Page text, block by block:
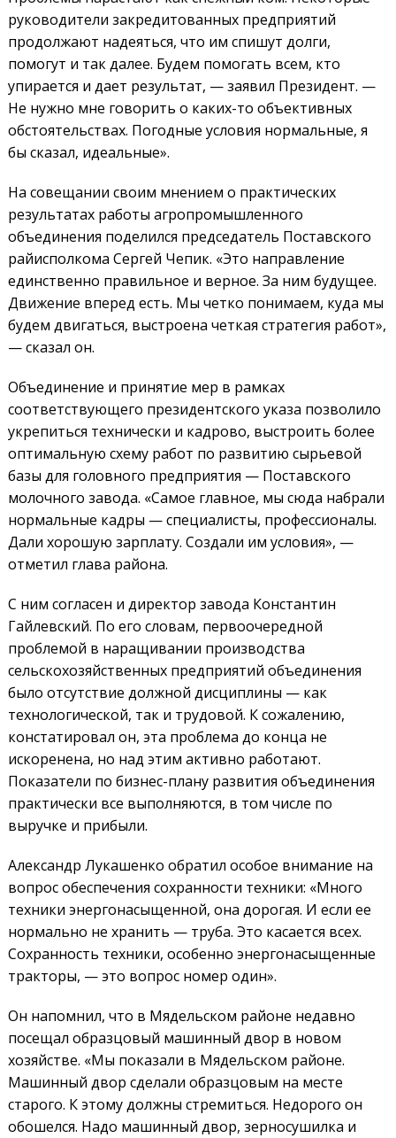
руководители закредитованных предприятий
продолжают надеяться, что им спишут долги,
помогут и так далее. Будем помогать всем, кто
упирается и дает результат, — заявил Президент. —
Не нужно мне говорить о каких-то объективных
обстоятельствах. Погодные условия нормальные, я
бы сказал, идеальные».
На совещании своим мнением о практических
результатах работы агропромышленного
объединения поделился председатель Поставского
райисполкома Сергей Чепик. «Это направление
единственно правильное и верное. За ним будущее.
Движение вперед есть. Мы четко понимаем, куда мы
будем двигаться, выстроена четкая стратегия работ»,
— сказал он.
Объединение и принятие мер в рамках
соответствующего президентского указа позволило
укрепиться технически и кадрово, выстроить более
оптимальную схему работ по развитию сырьевой
базы для головного предприятия — Поставского
молочного завода. «Самое главное, мы сюда набрали
нормальные кадры — специалисты, профессионалы.
Дали хорошую зарплату. Создали им условия», —
отметил глава района.
С ним согласен и директор завода Константин
Гайлевский. По его словам, первоочередной
проблемой в наращивании производства
сельскохозяйственных предприятий объединения
было отсутствие должной дисциплины — как
технологической, так и трудовой. К сожалению,
констатировал он, эта проблема до конца не
искоренена, но над этим активно работают.
Показатели по бизнес-плану развития объединения
практически все выполняются, в том числе по
выручке и прибыли.
Александр Лукашенко обратил особое внимание на
вопрос обеспечения сохранности техники: «Много
техники энергонасыщенной, она дорогая. И если ее
нормально не хранить — труба. Это касается всех.
Сохранность техники, особенно энергонасыщенные
тракторы, — это вопрос номер один».
Он напомнил, что в Мядельском районе недавно
посещал образцовый машинный двор в новом
хозяйстве. «Мы показали в Мядельском районе.
Машинный двор сделали образцовым на месте
старого. К этому должны стремиться. Недорого он
обошелся. Надо машинный двор, зерносушилка и